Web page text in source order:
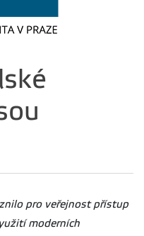
pro veřejnost přístup
moderních